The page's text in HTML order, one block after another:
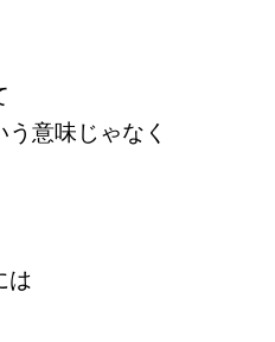
意味じゃなく
は